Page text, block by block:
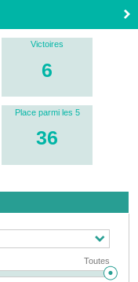
Victoires
6
Place parmi les 5
36
Toutes